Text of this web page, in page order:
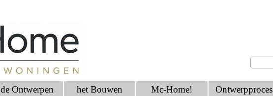
de Ontwerpen het Bouwen Mc-Home! Ontwerpproces